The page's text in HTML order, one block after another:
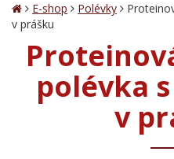
E-shop Polévky
v prášku
polévka
v